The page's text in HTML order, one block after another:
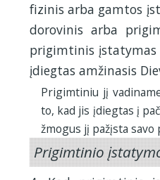
fizinis arba gamtos
dorovinis arba
prigimtinis
įdiegtas amžinasis
Prigimtiniu jį
to, kad jis įdiegtas į
žmogus jį pažįsta
Prigimtinio